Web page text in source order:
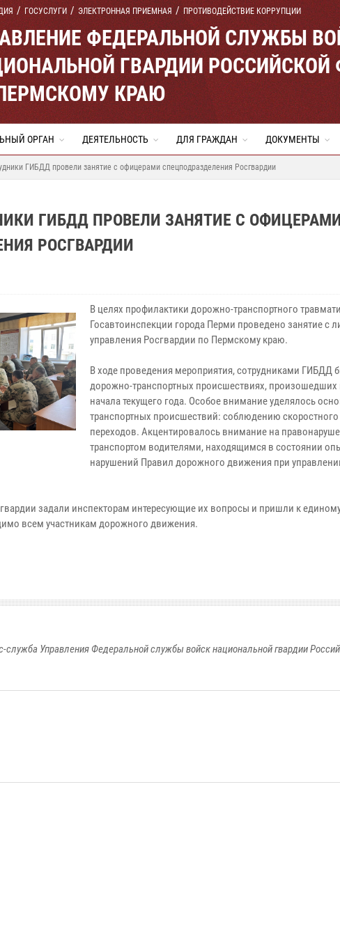
ГОСУСЛУГИ ЭЛЕКТРОННАЯ ПРИЕМНАЯ ПРОТИВОДЕЙСТВИЕ КОРРУПЦИИ
ФЕДЕРАЛЬНОЙ СЛУЖБЫ
ГВАРДИИ РОССИЙСКОЙ
КРАЮ
ОРГАН ДЕЯТЕЛЬНОСТЬ ДЛЯ ГРАЖДАН ДОКУМЕНТЫ
ГИБДД провели занятие с офицерами спецподразделения Росгвардии
ГИБДД ПРОВЕЛИ ЗАНЯТИЕ С
РОСГВАРДИИ
В целях профилактики дорожно-транспортного
Госавтоинспекции города Перми проведено занятие с
управления Росгвардии по Пермскому краю.
В ходе проведения мероприятия, сотрудниками ГИБДД
дорожно-транспортных происшествиях, произошедших
начала текущего года. Особое внимание уделялось
транспортных происшествий: соблюдению
переходов. Акцентировалось внимание на
транспортом водителями, находящимся в состоянии
нарушений Правил дорожного движения при
задали инспекторам интересующие их вопросы и пришли к
всем участникам дорожного движения.
служба Управления Федеральной службы войск национальной гвардии